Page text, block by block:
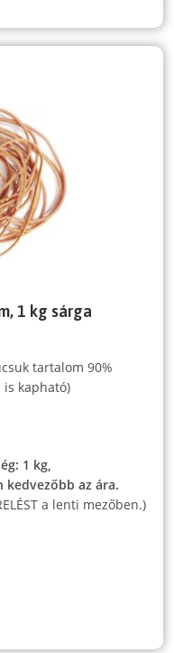
1 kg sárga
tartalom 90%
is kapható)
1 kg,
kedvezőbb az ára.
a lenti mezőben.)